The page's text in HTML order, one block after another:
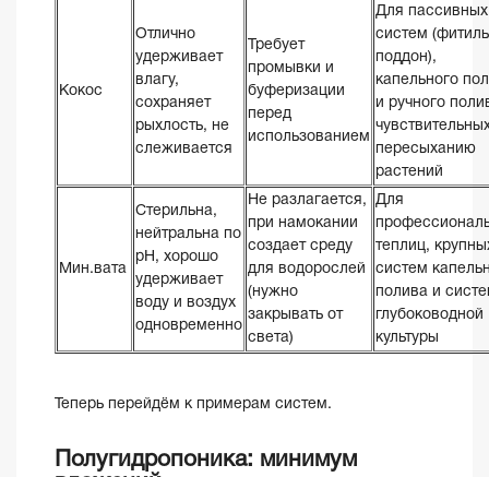
Кокос
Отлично
удерживает
влагу,
сохраняет
рыхлость, не
слеживается
Требует
промывки и
буферизации
перед
использованием
Для пассивных
систем
поддон),
капельного
и ручного
пересыханию
растений
Мин.вата
Стерильна,
нейтральна по
pH, хорошо
удерживает
воду и воздух
одновременно
Не разлагается,
при намокании
создает среду
для водорослей
(нужно
закрывать от
света)
Для
теплиц,
систем
полива и
глубоководной
культуры
Теперь перейдём к примерам систем.
Полугидропоника: минимум